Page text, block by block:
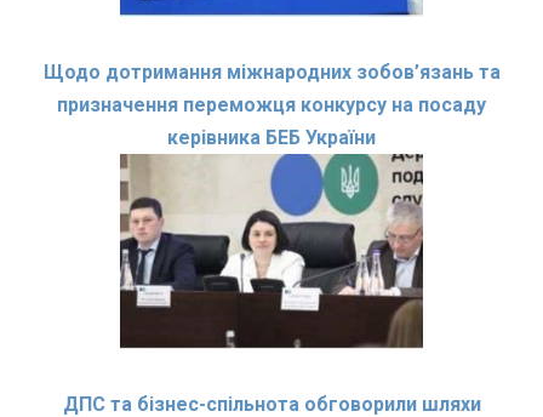
Щодо дотримання міжнародних зобов’язань та
призначення переможця конкурсу на посаду
керівника БЕБ України
ДПС та бізнес-спільнота обговорили шляхи